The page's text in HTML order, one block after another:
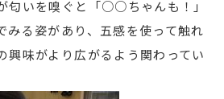
匂いを嗅ぐと「○○ちゃんも！」
みる姿があり、五感を使って触れ
興味がより広がるよう関わってい